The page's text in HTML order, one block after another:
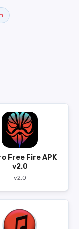
Free Fire APK
v2.0
v2.0